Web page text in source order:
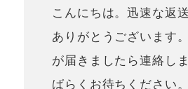
こんにちは。迅速な返
ありがとうございます
が届きましたら連絡し
ばらくお待ちください。